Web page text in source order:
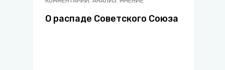
О распаде Советского Союза